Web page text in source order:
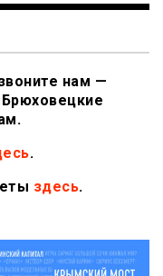
нам —
.
здесь.